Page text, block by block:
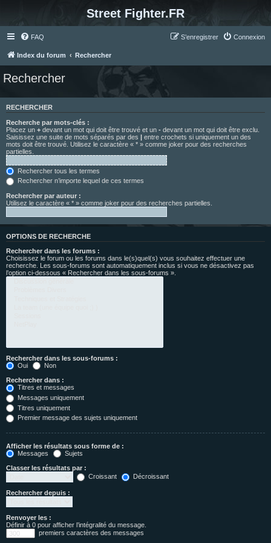
Street Fighter.FR
FAQ Connexion
S’enregistrer
Index du forum Rechercher
Rechercher
RECHERCHER
Recherche par mots-clés :
Placez un + devant un mot qui doit être trouvé et un - devant un mot qui doit être exclu.
Saisissez une suite de mots séparés par des | entre crochets si uniquement un des
mots doit être trouvé. Utilisez le caractère « * » comme joker pour des recherches
partielles.
Rechercher tous les termes
Rechercher n’importe lequel de ces termes
Rechercher par auteur :
Utilisez le caractère « * » comme joker pour des recherches partielles.
OPTIONS DE RECHERCHE
Rechercher dans les forums :
Choisissez le forum ou les forums dans le(s)quel(s) vous souhaitez effectuer une
recherche. Les sous-forums sont automatiquement inclus si vous ne désactivez pas
l’option ci-dessous « Rechercher dans les sous-forums ».
Rechercher dans les sous-forums :
Oui
Non
Rechercher dans :
Titres et messages
Messages uniquement
Titres uniquement
Premier message des sujets uniquement
Afficher les résultats sous forme de :
Messages
Sujets
Classer les résultats par :
Croissant
Décroissant
Rechercher depuis :
Renvoyer les :
Définir à 0 pour afficher l’intégralité du message.
premiers caractères des messages